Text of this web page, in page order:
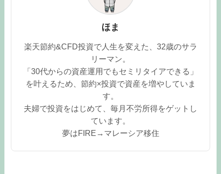
ほま
楽天節約&CFD投資で人生を変えた、32歳のサラ
リーマン。
「30代からの資産運用でもセミリタイアできる」
を叶えるため、節約×投資で資産を増やしていま
す。
夫婦で投資をはじめて、毎月不労所得をゲットし
ています。
夢はFIRE→マレーシア移住